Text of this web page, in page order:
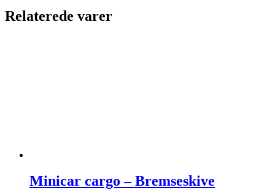
Relaterede varer
Minicar cargo – Bremseskive